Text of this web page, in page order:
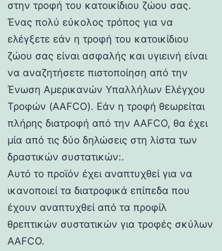
στην τροφή του κατοικίδιου ζώου σας.
Ένας πολύ εύκολος τρόπος για να
ελέγξετε εάν η τροφή του κατοικίδιου
ζώου σας είναι ασφαλής και υγιεινή είναι
να αναζητήσετε πιστοποίηση από την
Ένωση Αμερικανών Υπαλλήλων Ελέγχου
Τροφών (AAFCO). Εάν η τροφή θεωρείται
πλήρης διατροφή από την AAFCO, θα έχει
μία από τις δύο δηλώσεις στη λίστα των
δραστικών συστατικών:.
Αυτό το προϊόν έχει αναπτυχθεί για να
ικανοποιεί τα διατροφικά επίπεδα που
έχουν αναπτυχθεί από τα προφίλ
θρεπτικών συστατικών για τροφές σκύλων
AAFCO.